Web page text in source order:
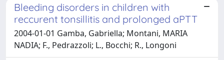
Bleeding disorders in children with
reccurent tonsillitis and prolonged aPTT
2004-01-01 Gamba, Gabriella; Montani, MARIA
NADIA; F., Pedrazzoli; L., Bocchi; R., Longoni